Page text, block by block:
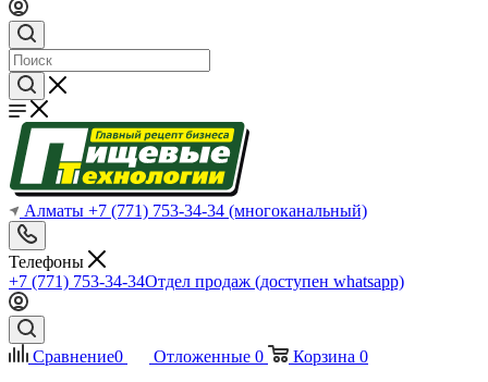
Алматы +7 (771) 753-34-34 (многоканальный)
Телефоны
+7 (771) 753-34-34Отдел продаж (доступен whatsapp)
Сравнение0 Отложенные 0 Корзина 0